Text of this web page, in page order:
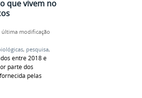
que vivem no
última modificação
, pesquisa,
entre 2018 e
parte dos
pelas